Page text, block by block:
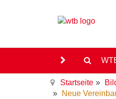
Startseite
Neue